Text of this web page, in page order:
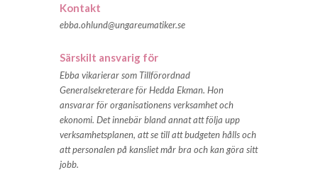
Kontakt
ebba.ohlund@ungareumatiker.se
Särskilt ansvarig för
Ebba vikarierar som Tillförordnad
Generalsekreterare för Hedda Ekman. Hon
ansvarar för organisationens verksamhet och
ekonomi. Det innebär bland annat att följa upp
verksamhetsplanen, att se till att budgeten hålls och
att personalen på kansliet mår bra och kan göra sitt
jobb.